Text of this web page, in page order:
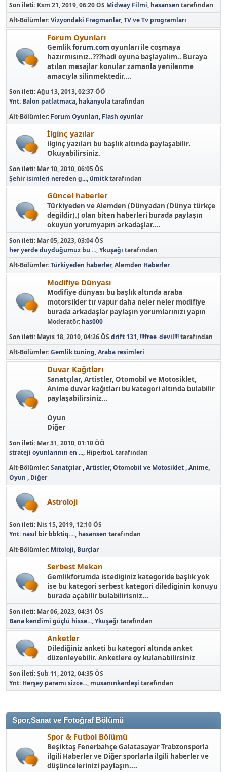
Son ileti: Ksm 21, 2019, 06:20 ÖS Midway Filmi, hasansen tarafından
Alt-Bölümler Vizyondaki Fragmanlar TV ve Tv programları
Forum Oyunları
Gemlikforum.com oyunları ile coşmaya
hazırmısınız..???hadi oyuna başlayalım.. Buraya
atılan mesajlar konular zamanla yenilenme
amacıyla silinmektedir....
Son ileti:Ağu 13, 2013, 02:37 ÖÖ
Ynt: Balon patlatmaca, hakanyulatarafından
Alt-Bölümler Forum Oyunları Flash oyunlar
İlginç yazılar
ilginç yazıları bu başlık altında paylaşabilir.
Okuyabilirsiniz.
Son ileti: Mar 10, 2010, 06:05 ÖS
Şehir isimleri nereden g..., ümitktarafından
Güncel haberler
Türkiyeden ve Alemden (Dünyadan (Dünya türkçe
degildir).) olan biten haberleri burada paylaşın
okuyun yorumyapın arkadaşlar....
Son ileti: Mar 05, 2023, 03:04 ÖS
her yerde duyduğumuz bu ...,Ykuşağı tarafından
Alt-Bölümler Türkiyeden haberler Alemden Haberler
Modifiye Dünyası
Modifiye dünyası bu başlık altında araba
motorsikler tır vapur daha neler neler modifiye
burada arkadaşlar paylaşın yorumlarınızı yapın
Moderatör: has000
Son ileti: Mayıs 18, 2010, 04:26 ÖS drift 131,!!!free_devil!!!tarafından
Alt-Bölümler Gemlik tuning Araba resimleri
Duvar Kağıtları
Sanatçılar, Artistler, Otomobil ve Motosiklet,
Anime duvar kağıtları bu kategori altında bulabilir
paylaşabilirsiniz...
Oyun
Diğer
Son ileti: Mar 31, 2010, 01:10 ÖÖ
strateji oyunlarının en ..., HiperboLtarafından
Alt-Bölümler Sanatçılar , Artistler Otomobil ve Motosiklet Anime
Oyun
Diğer
Astroloji
Son ileti: Nis 15, 2019, 12:10 ÖS
Ynt: nasıl bir bbktiq...., hasansen tarafından
Alt-Bölümler Mitoloji Burçlar
Serbest Mekan
Gemlikforumda istediginiz kategoride başlık yok
ise bu kategori serbest kategori dilediginin konuyu
burada açabilir bulabilirisniz...
Son ileti: Mar 06, 2023, 04:31 ÖS
Bana kendimi güçlü hisse...,Ykuşağı tarafından
Anketler
Dilediğiniz anketi bu kategori altında anket
düzenleyebilir. Anketlere oy kulanabilirsiniz
Son ileti:Şub 11, 2012, 04:35 ÖS
Ynt: Herşey paramı sizce..., musanınkardeşi tarafından
Spor,Sanat ve Fotoğraf Bölümü
Spor & Futbol Bölümü
Beşiktaş Fenerbahçe Galatasayar Trabzonsporla
ilgili Haberler ve Diğer sporlarla ilgili haberler ve
düşüncelerinizi paylaşın....